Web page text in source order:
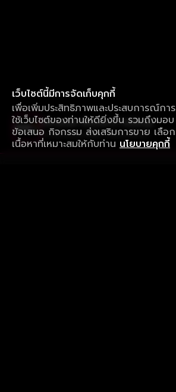
เว็บไซต์นี้มีการจัดเก็บคุกกี้
เพื่อเพิ่มประสิทธิภาพและประสบการณ์การ
ใช้เว็บไซต์ของท่านให้ดียิ่งขึ้น รวมถึงมอบ
ข้อเสนอ กิจกรรม ส่งเสริมการขาย เลือก
เนื้อหาที่เหมาะสมให้กับท่าน นโยบายคุกกี้
ใช้งานแอป ลื่นไหลกว่า ไม่มีสะดุด
ดาวน์โหลดแอปเพื่อการรับชมที่ดีกว่า